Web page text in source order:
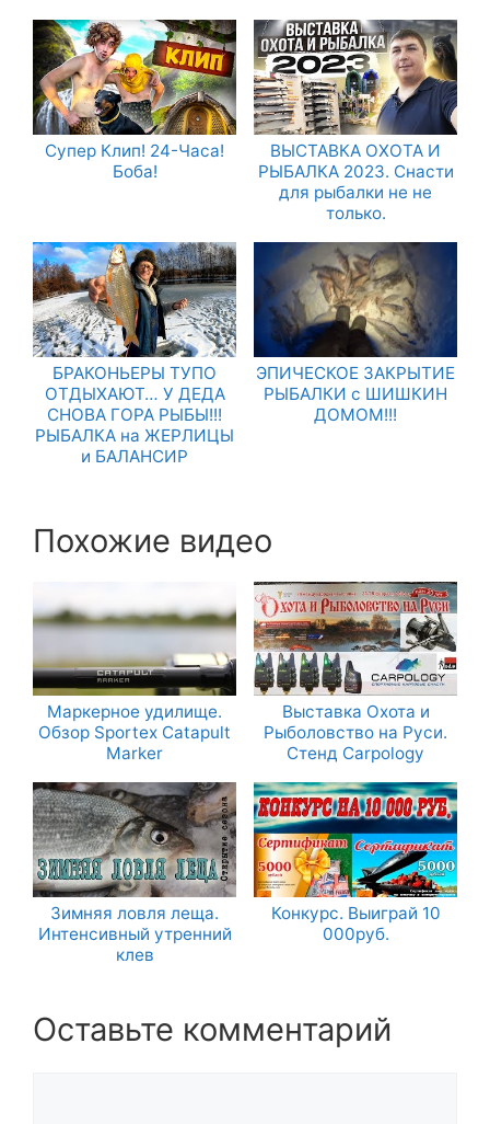
Супер Клип! 24-Часа!
Боба!
ВЫСТАВКА ОХОТА И
РЫБАЛКА 2023. Снасти
для рыбалки не не
только.
БРАКОНЬЕРЫ ТУПО
ОТДЫХАЮТ… У ДЕДА
СНОВА ГОРА РЫБЫ!!!
РЫБАЛКА на ЖЕРЛИЦЫ
и БАЛАНСИР
ЭПИЧЕСКОЕ ЗАКРЫТИЕ
РЫБАЛКИ с ШИШКИН
ДОМОМ!!!
Похожие видео
Маркерное удилище.
Обзор Sportex Catapult
Marker
Выставка Охота и
Рыболовство на Руси.
Стенд Carpology
Зимняя ловля леща.
Интенсивный утренний
клев
Конкурс. Выиграй 10
000руб.
Оставьте комментарий